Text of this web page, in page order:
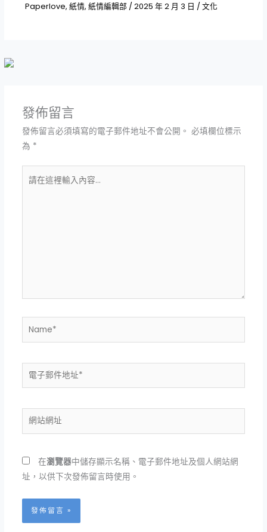
Paperlove, 紙情, 紙情編輯部 / 2025 年 2 月 3 日 / 文化
發佈留言
發佈留言必須填寫的電子郵件地址不會公開。 必填欄位標示
為 *
在
Name*
電
*
網
址
在瀏覽器中儲存顯示名稱、電子郵件地址及個人網站網
址，以供下次發佈留言時使用。